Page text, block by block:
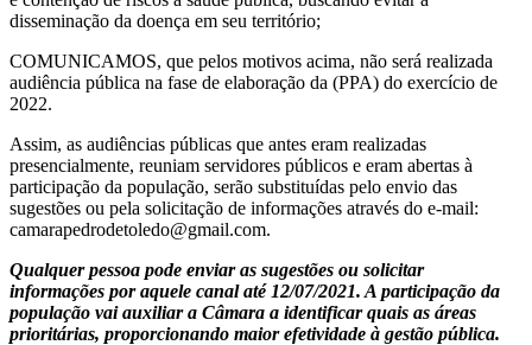
disseminação da doença em seu território;
COMUNICAMOS, que pelos motivos acima, não será realizada
audiência pública na fase de elaboração da (PPA) do exercício de
2022.
Assim, as audiências públicas que antes eram realizadas
presencialmente, reuniam servidores públicos e eram abertas à
participação da população, serão substituídas pelo envio das
sugestões ou pela solicitação de informações através do e-mail:
camarapedrodetoledo@gmail.com.
Qualquer pessoa pode enviar as sugestões ou solicitar
informações por aquele canal até 12/07/2021. A participação da
população vai auxiliar a Câmara a identificar quais as áreas
prioritárias, proporcionando maior efetividade à gestão pública.